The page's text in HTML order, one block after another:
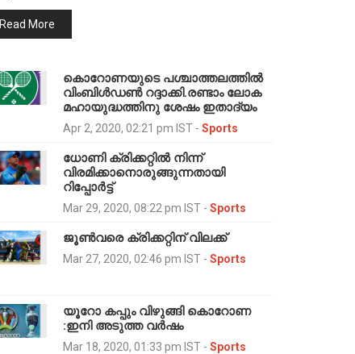
Read More
കൊറോണയുടെ പശ്ചാത്തലത്തിൽ
വിംബിൾഡൺ റദ്ദാക്കി.രണ്ടാം ലോക
മഹായുദ്ധത്തിനു ശേഷം ഇതാദ്യം
Apr 2, 2020, 02:21 pm IST - Sports
ധോണി ക്രിക്കറ്റിൽ നിന്ന്
വിരമിക്കാനൊരുങ്ങുന്നതായി
റിപ്പോർട്ട്
Mar 29, 2020, 08:22 pm IST - Sports
ജൂൺവരെ ക്രിക്കറ്റിന് വിലക്ക്
Mar 27, 2020, 02:46 pm IST - Sports
യൂറോ കപ്പും വിഴുങ്ങി കൊറോണ
:ഇനി അടുത്ത വര്‍ഷം
Mar 18, 2020, 01:33 pm IST - Sports